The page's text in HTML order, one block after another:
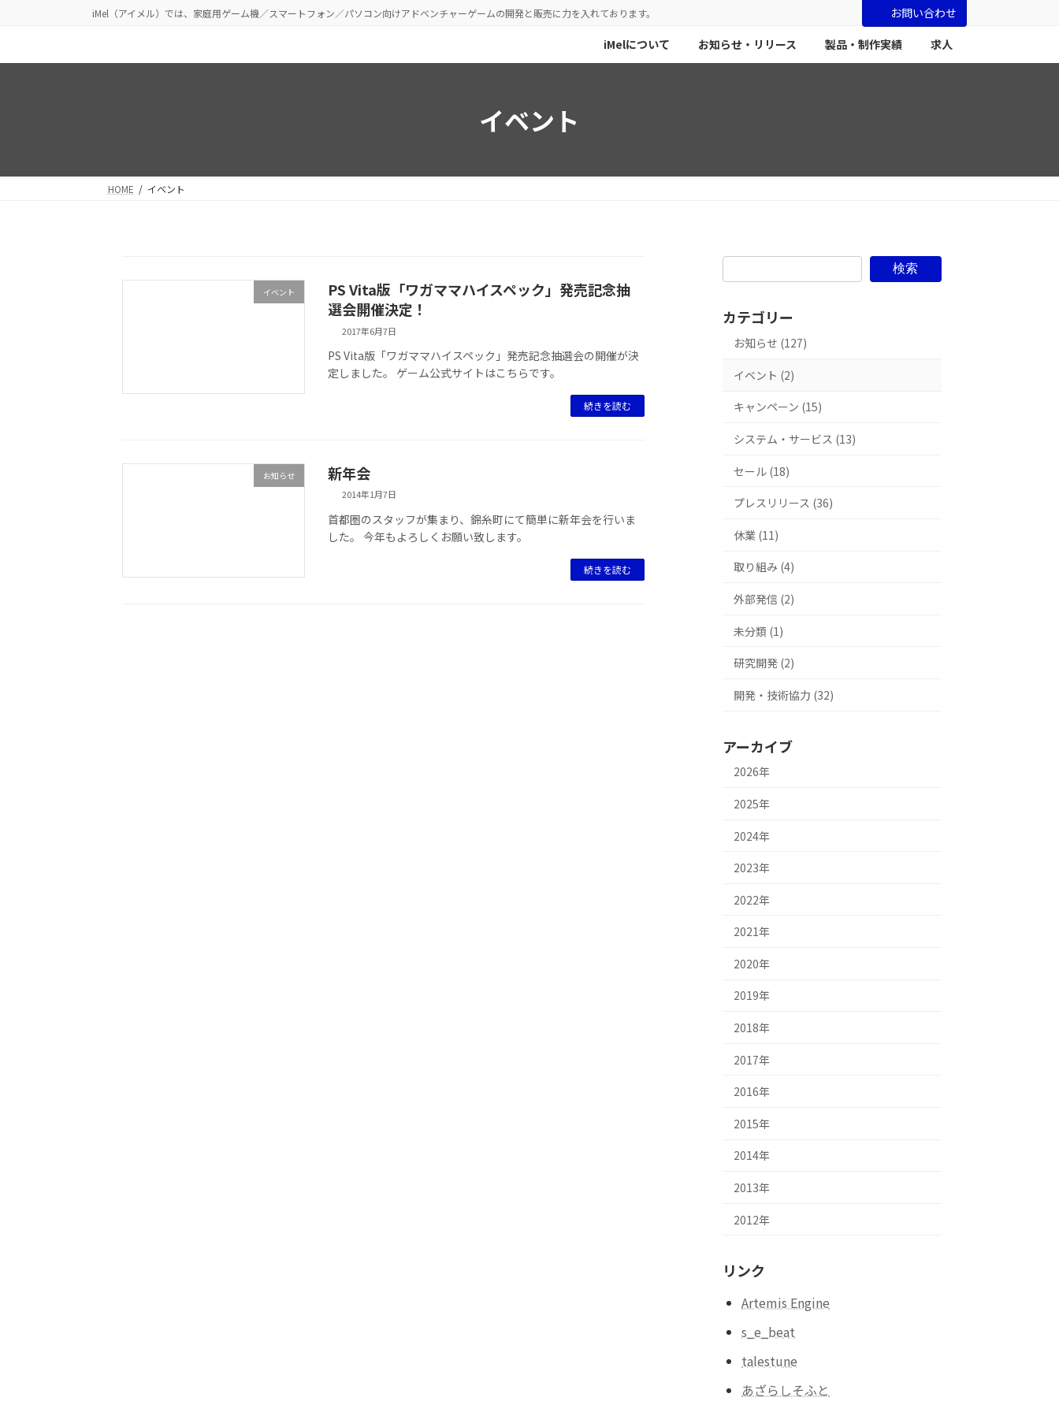
ン
プ
ー
動
iMel（アイメル）では、家庭用ゲーム機／スマートフォン／パソコン向けアドベンチャーゲームの開発と販売に力を入れております。
お問い合わせ
iMelについて
お知らせ・リリース 製品・制作実績 求人
イベント
HOME イベント
イベント
PS Vita版「ワガママハイスペック」発売記念抽
選会開催決定！
2017年6月7日
PS Vita版「ワガママハイスペック」発売記念抽選会の開催が決
定しました。 ゲーム公式サイトはこちらです。
続きを読む
お知らせ 新年会
2014年1月7日
首都圏のスタッフが集まり、錦糸町にて簡単に新年会を行いま
した。 今年もよろしくお願い致します。
続きを読む
検索
カテゴリー
お知らせ (127)
イベント (2)
キャンペーン (15)
システム・サービス (13)
セール (18)
プレスリリース (36)
休業 (11)
取り組み (4)
外部発信 (2)
未分類 (1)
研究開発 (2)
開発・技術協力 (32)
アーカイブ
2026年
2025年
2024年
2023年
2022年
2021年
2020年
2019年
2018年
2017年
2016年
2015年
2014年
2013年
2012年
リンク
Artemis Engine
s_e_beat
talestune
あざらしそふと